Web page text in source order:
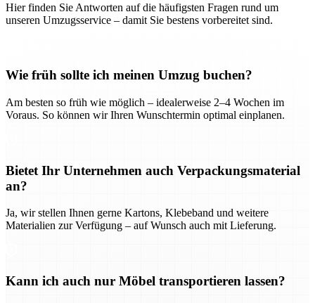
Hier finden Sie Antworten auf die häufigsten Fragen rund um
unseren Umzugsservice – damit Sie bestens vorbereitet sind.
Wie früh sollte ich meinen Umzug buchen?
Am besten so früh wie möglich – idealerweise 2–4 Wochen im
Voraus. So können wir Ihren Wunschtermin optimal einplanen.
Bietet Ihr Unternehmen auch Verpackungsmaterial
an?
Ja, wir stellen Ihnen gerne Kartons, Klebeband und weitere
Materialien zur Verfügung – auf Wunsch auch mit Lieferung.
Kann ich auch nur Möbel transportieren lassen?